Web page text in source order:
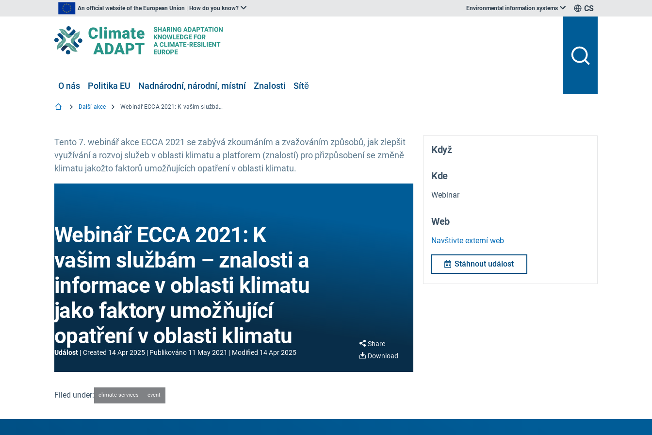
An official website of the European Union | How do you know? Environmental information systems CS
O nás Politika EU Nadnárodní, národní, místní Znalosti Sítě
Další akce Webinář ECCA 2021: K vašim službám – znalosti a informace v oblasti klimatu jako faktory umožňující opatření v oblasti klimatu
Tento 7. webinář akce ECCA 2021 se zabývá zkoumáním a zvažováním způsobů, jak zlepšit
využívání a rozvoj služeb v oblasti klimatu a platforem (znalostí) pro přizpůsobení se změně
klimatu jakožto faktorů umožňujících opatření v oblasti klimatu.
Webinář ECCA 2021: K
vašim službám – znalosti a
informace v oblasti klimatu
jako faktory umožňující
opatření v oblasti klimatu
Událost Created 14 Apr 2025 Publikováno 11 May 2021 Modified 14 Apr 2025
Share
Download
Filed under: climate services event
Když
Kde
Webinar
Web
Navštivte externí web
Stáhnout událost